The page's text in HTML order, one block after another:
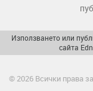
Използването или
сайта
© 2026 Всички права